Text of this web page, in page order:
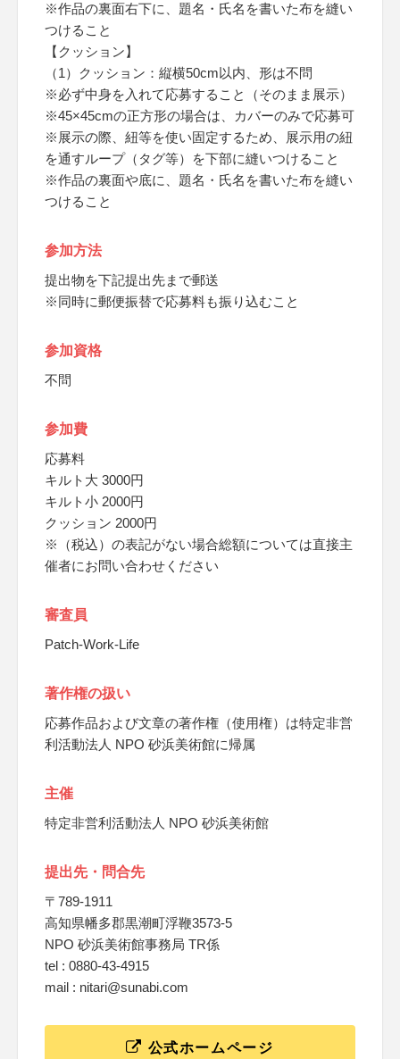
※作品の裏面右下に、題名・氏名を書いた布を縫い
つけること
【クッション】
（1）クッション：縦横50cm以内、形は不問
※必ず中身を入れて応募すること（そのまま展示）
※45×45cmの正方形の場合は、カバーのみで応募可
※展示の際、紐等を使い固定するため、展示用の紐
を通すループ（タグ等）を下部に縫いつけること
※作品の裏面や底に、題名・氏名を書いた布を縫い
つけること
参加方法
提出物を下記提出先まで郵送
※同時に郵便振替で応募料も振り込むこと
参加資格
不問
参加費
応募料
キルト大 3000円
キルト小 2000円
クッション 2000円
※（税込）の表記がない場合総額については直接主
催者にお問い合わせください
審査員
Patch-Work-Life
著作権の扱い
応募作品および文章の著作権（使用権）は特定非営
利活動法人 NPO 砂浜美術館に帰属
主催
特定非営利活動法人 NPO 砂浜美術館
提出先・問合先
〒789-1911
高知県幡多郡黒潮町浮鞭3573-5
NPO 砂浜美術館事務局 TR係
tel : 0880-43-4915
mail : nitari@sunabi.com
公式ホームページ